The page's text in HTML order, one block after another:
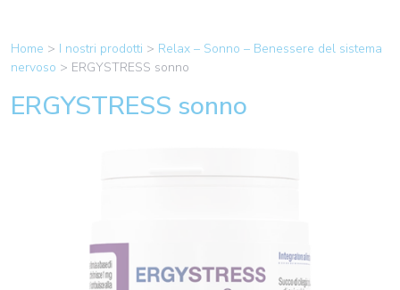
Home > I nostri prodotti > Relax – Sonno – Benessere del sistema
nervoso > ERGYSTRESS sonno
ERGYSTRESS sonno